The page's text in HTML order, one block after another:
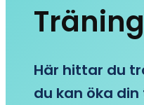
Här hittar du
du kan öka